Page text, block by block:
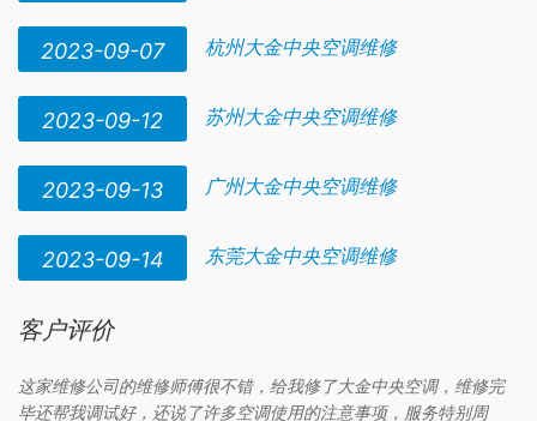
2023-09-07 杭州大金中央空调维修
2023-09-12 苏州大金中央空调维修
2023-09-13 广州大金中央空调维修
2023-09-14 东莞大金中央空调维修
客户评价
这家维修公司的维修师傅很不错，给我修了大金中央空调，维修完
毕还帮我调试好，还说了许多空调使用的注意事项，服务特别周